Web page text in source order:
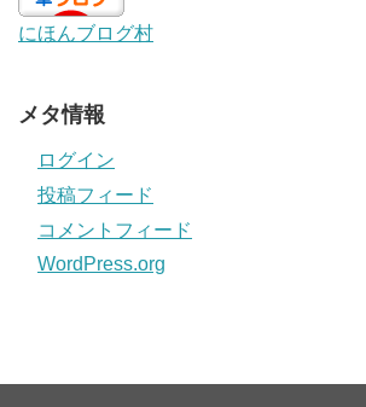
にほんブログ村
メタ情報
ログイン
投稿フィード
コメントフィード
WordPress.org